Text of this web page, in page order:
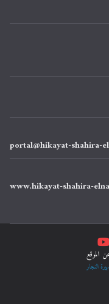
portal@hikayat-shahira-
www.hikayat-shahira-
الموقع
النجار